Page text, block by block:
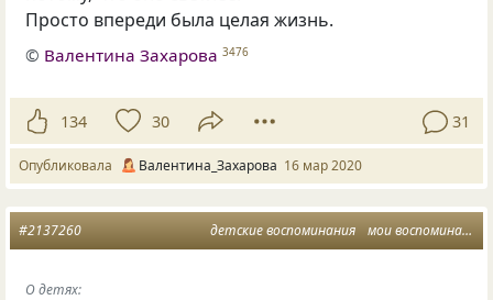
Просто впереди была целая жизнь.
© Валентина Захарова 3476
134 30 31
Опубликовала Валентина_Захарова 16 мар 2020
детские воспоминания мои воспоминания
#2137260
О детях: